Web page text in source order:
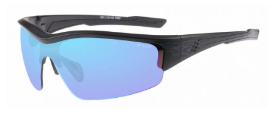
hvězdiček.